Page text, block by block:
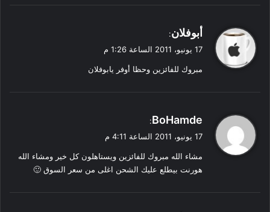
ي
ق
ل
أبوفلان:
17 يونيو، 2011 الساعة 1:26 م
مبروك للفائزين وحظا أوفر يابوفلان
ي
ق
ل
BoHamde
:
17 يونيو، 2011 الساعة 4:11 م
مشاء الله مبروك للفائزين ويستاهلون كل خير ومشاء الله
هورنت بيطلع عليك الشحن اغلى من سعر السوق 🙂